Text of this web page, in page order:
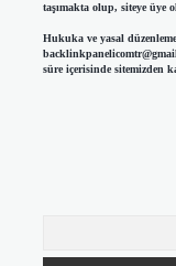
taşımakta olup, siteye üye
Hukuka ve yasal
süre içerisinde sitemizden